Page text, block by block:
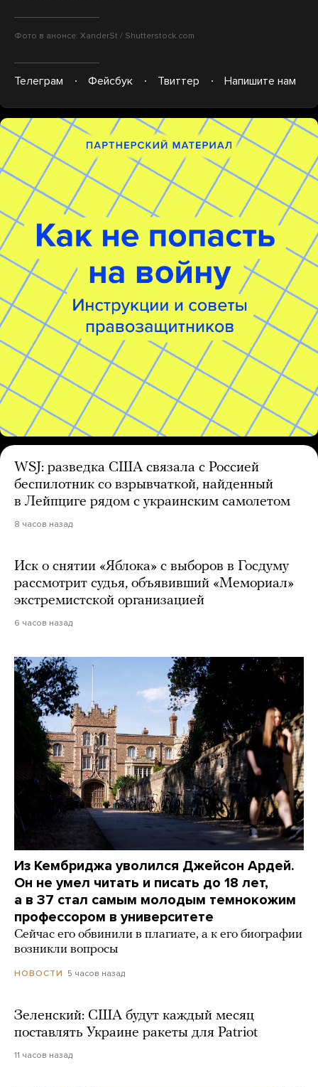
Фото в анонсе: XanderSt / Shutterstock.com
Телеграм Фейсбук Твиттер Напишите нам
WSJ: разведка США связала с Россией
беспилотник со взрывчаткой, найденный
в Лейпциге рядом с украинским самолетом
8 часов назад
Иск о снятии «Яблока» с выборов в Госдуму
рассмотрит судья, объявивший «Мемориал»
экстремистской организацией
6 часов назад
Из Кембриджа уволился Джейсон Ардей.
Он не умел читать и писать до 18 лет,
а в 37 стал самым молодым темнокожим
профессором в университете
Сейчас его обвинили в плагиате, а к его биографии
возникли вопросы
НОВОСТИ 5 часов назад
Зеленский: США будут каждый месяц
поставлять Украине ракеты для Patriot
11 часов назад